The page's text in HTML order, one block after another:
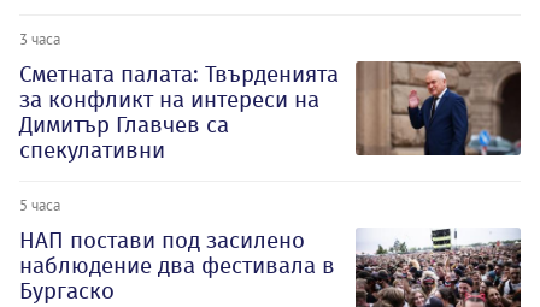
3 часа
Сметната палата: Твърденията
за конфликт на интереси на
Димитър Главчев са
спекулативни
5 часа
НАП постави под засилено
наблюдение два фестивала в
Бургаско